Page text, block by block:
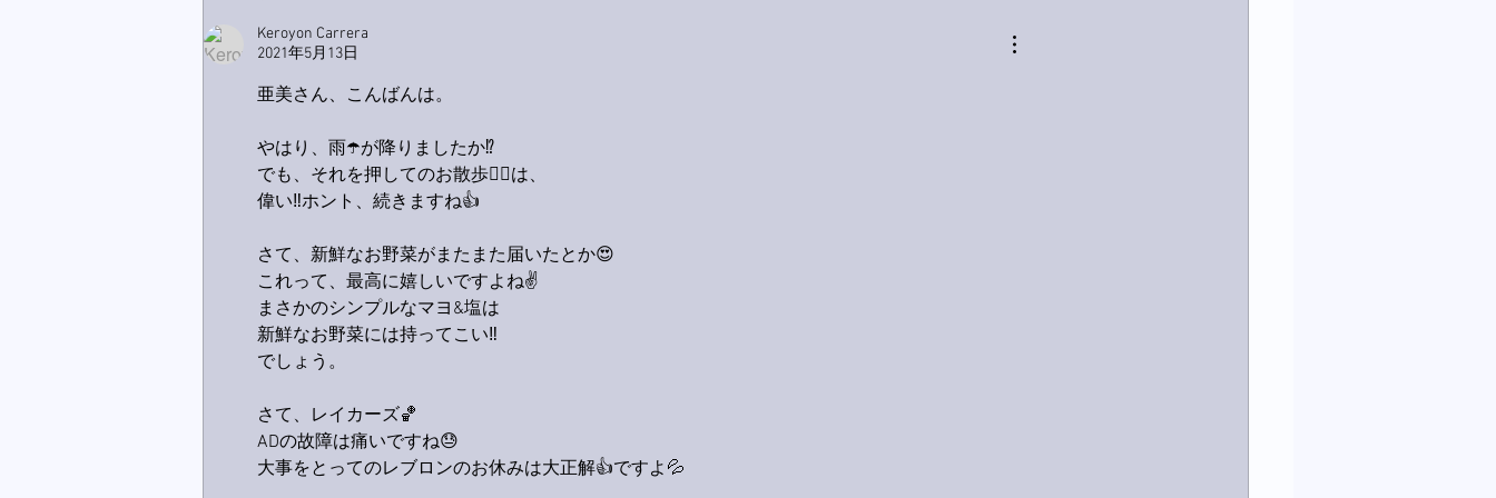
Keroyon Carrera
2021年5月13日
亜美さん、こんばんは。
やはり、雨☂️が降りましたか⁉️
でも、それを押してのお散歩🚶‍♀️は、
偉い‼️ホント、続きますね👍
さて、新鮮なお野菜がまたまた届いたとか😍
これって、最高に嬉しいですよね✌️
まさかのシンプルなマヨ&塩は
新鮮なお野菜には持ってこい‼️
でしょう。
さて、レイカーズ🏀
ADの故障は痛いですね😓
大事をとってのレブロンのお休みは大正解👍ですよ💦